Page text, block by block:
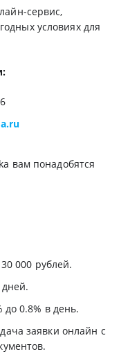
сервис,
условиях для
вам понадобятся
000 рублей.
до 0.8% в день.
заявки онлайн с